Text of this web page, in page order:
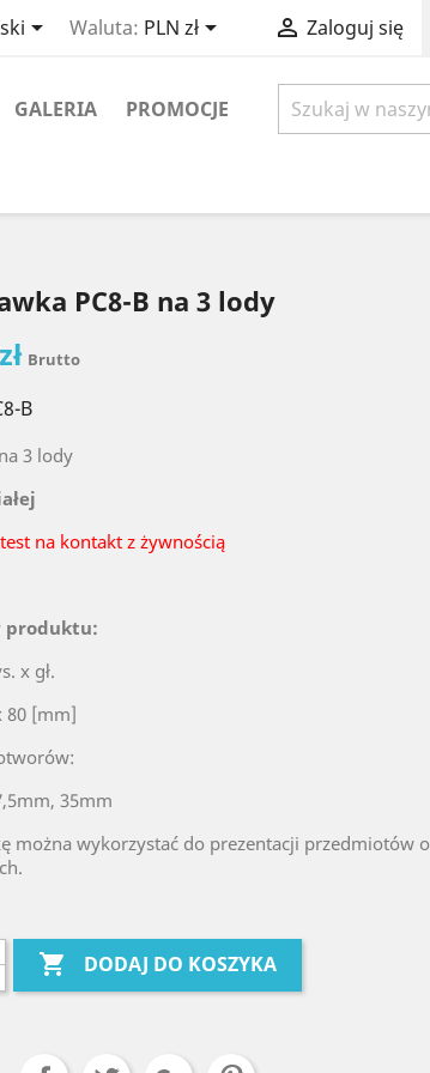
 Waluta: PLN zł  Zaloguj się
GALERIA PROMOCJE
PC8-B na 3 lody
Brutto
B
3 lody
na kontakt z żywnością
produktu:
x gł.
80 [mm]
35mm
można wykorzystać do prezentacji przedmiotów
 DODAJ DO KOSZYKA